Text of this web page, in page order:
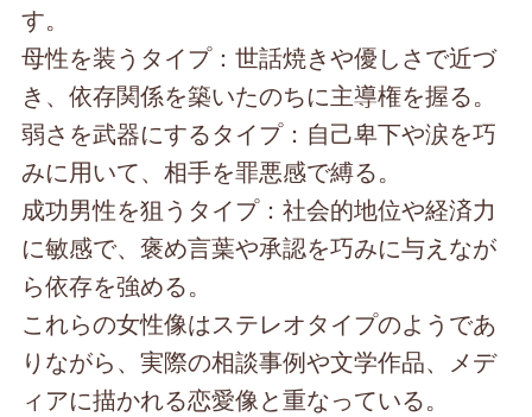
す。
母性を装うタイプ：世話焼きや優しさで近づ
き、依存関係を築いたのちに主導権を握る。
弱さを武器にするタイプ：自己卑下や涙を巧
みに用いて、相手を罪悪感で縛る。
成功男性を狙うタイプ：社会的地位や経済力
に敏感で、褒め言葉や承認を巧みに与えなが
ら依存を強める。
これらの女性像はステレオタイプのようであ
りながら、実際の相談事例や文学作品、メデ
ィアに描かれる恋愛像と重なっている。